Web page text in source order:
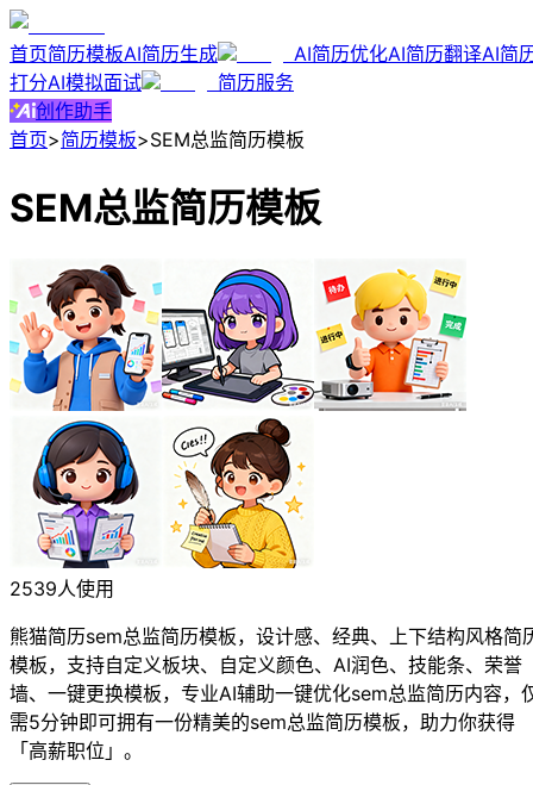
首页简历模板AI简历生成 AI简历优化AI简历翻译AI简
打分AI模拟面试
简历服务
创作助手
首页>简历模板>SEM总监简历模板
SEM总监简历模板
2539人使用
熊猫简历sem总监简历模板，设计感、经典、上下结构风格简
模板，支持自定义板块、自定义颜色、AI润色、技能条、荣誉
墙、一键更换模板，专业AI辅助一键优化sem总监简历内容，
需5分钟即可拥有一份精美的sem总监简历模板，助力你获得
「高薪职位」。